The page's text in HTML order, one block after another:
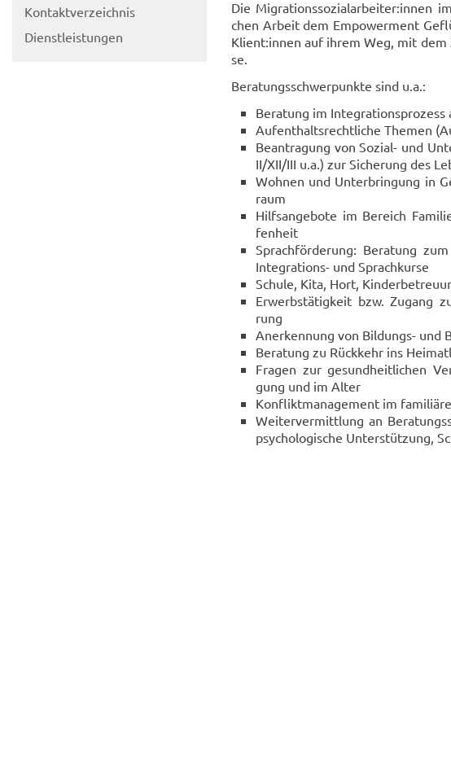
Kon­takt­ver­zeich­nis
Dienst­leis­tun­gen
Die Mi­gra­ti­ons­so­zi­al­ar­bei­ter:innen
chen Ar­beit dem Em­power­ment
Kli­ent:innen auf ihrem Weg, mit
se.
Be­ra­tungs­schwer­punk­te sind u.a.:
Be­ra­tung im In­te­gra­ti­ons­pro­zess
Auf­ent­halts­recht­li­che The­men
Be­an­tra­gung von Sozial-​ und
II/XII/III u.a.) zur Si­che­rung des
Woh­nen und Un­ter­brin­gung in
raum
Hilfs­an­ge­bo­te im Be­reich
fen­heit
Sprach­för­de­rung: Be­ra­tung
Integrations-​ und Sprach­kur­se
Schu­le, Kita, Hort,
Er­werbs­tä­tig­keit bzw. Zu­gang
rung
An­er­ken­nung von Bildungs-​ und
Be­ra­tung zu Rück­kehr ins
Fra­gen zur ge­sund­heit­li­chen
gung und im Alter
Kon­flikt­ma­nage­ment im
Wei­ter­ver­mitt­lung an
psy­cho­lo­gi­sche Un­ter­stüt­zung,